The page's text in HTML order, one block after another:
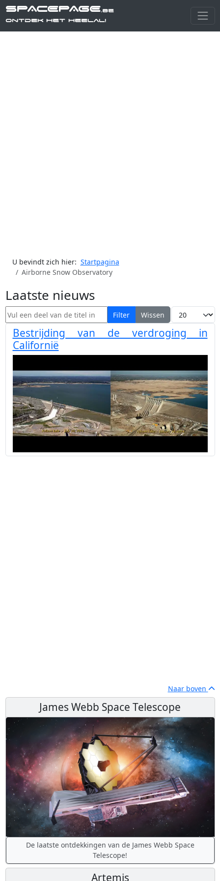
SPACEPAGE.be
Ontdek het heelal!
U bevindt zich hier: Startpagina
Airborne Snow Observatory
Laatste nieuws
Vul een deel van de titel in Filter Wissen Toon #
Bestrijding van de verdroging in
Californië
Naar boven
James Webb Space Telescope
De laatste ontdekkingen van de James Webb Space
Telescope!
Artemis